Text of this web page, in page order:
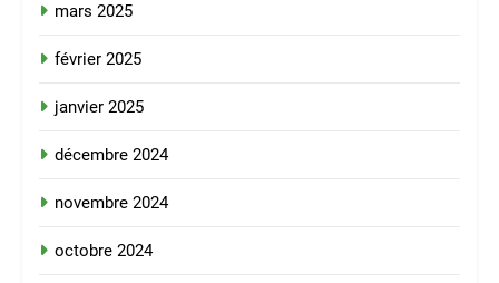
mars 2025
février 2025
janvier 2025
décembre 2024
novembre 2024
octobre 2024